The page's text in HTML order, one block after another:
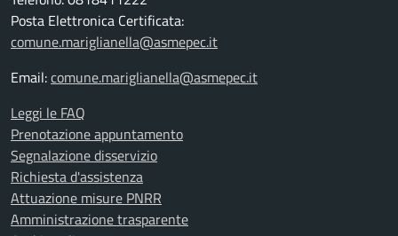
Posta Elettronica Certificata:
comune.mariglianella@asmepec.it
Email:comune.mariglianella@asmepec.it
Leggi le FAQ
Prenotazione appuntamento
Segnalazione disservizio
Richiesta d'assistenza
Attuazione misure PNRR
Amministrazione trasparente